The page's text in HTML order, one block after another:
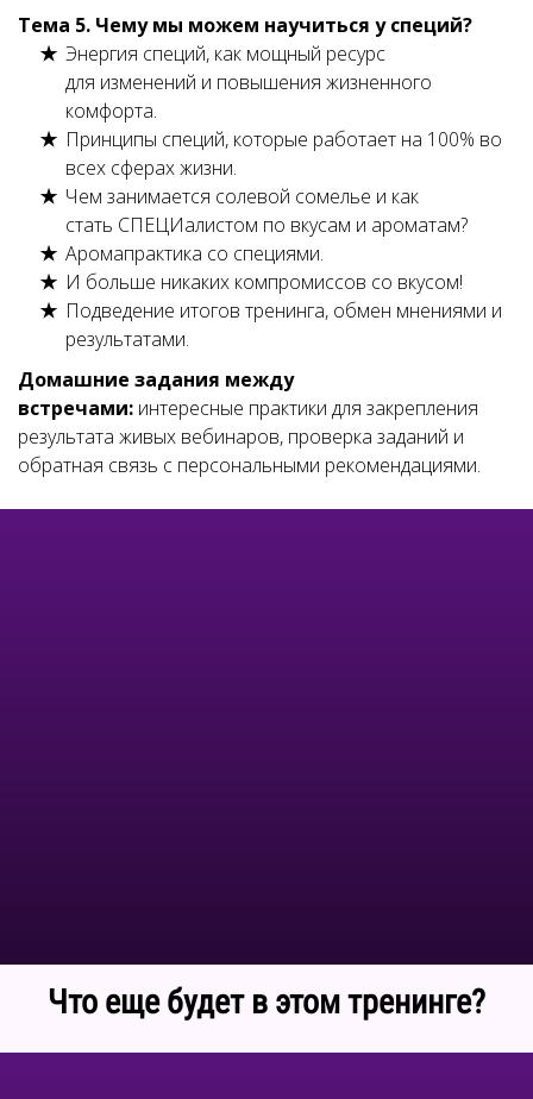
Тема 5. Чему мы можем научиться у специй?
Энергия специй, как мощный ресурс
для изменений и повышения жизненного
комфорта.
Принципы специй, которые работает на 100% во
всех сферах жизни.
Чем занимается солевой сомелье и как
стать СПЕЦИалистом по вкусам и ароматам?
Аромапрактика со специями.
И больше никаких компромиссов со вкусом!
Подведение итогов тренинга, обмен мнениями и
результатами.
Домашние задания между
встречами: интересные практики для закрепления
результата живых вебинаров, проверка заданий и
обратная связь с персональными рекомендациями.
Что еще будет в этом тренинге?